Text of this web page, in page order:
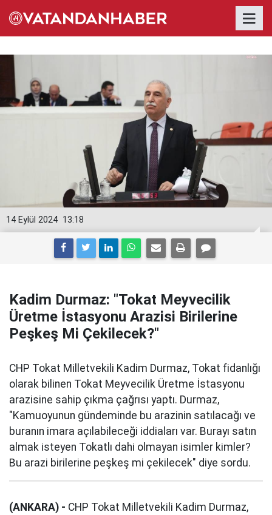
13:18
14 Eylül 2024
Kadim Durmaz: "Tokat Meyvecilik
Üretme İstasyonu Arazisi Birilerine
Peşkeş Mi Çekilecek?"
CHP Tokat Milletvekili Kadim Durmaz, Tokat fidanlığı
olarak bilinen Tokat Meyvecilik Üretme İstasyonu
arazisine sahip çıkma çağrısı yaptı. Durmaz,
"Kamuoyunun gündeminde bu arazinin satılacağı ve
buranın imara açılabileceği iddiaları var. Burayı satın
almak isteyen Tokatlı dahi olmayan isimler kimler?
Bu arazi birilerine peşkeş mi çekilecek" diye sordu.
(ANKARA) - CHP Tokat Milletvekili Kadim Durmaz,